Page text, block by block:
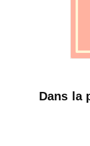
Dans la